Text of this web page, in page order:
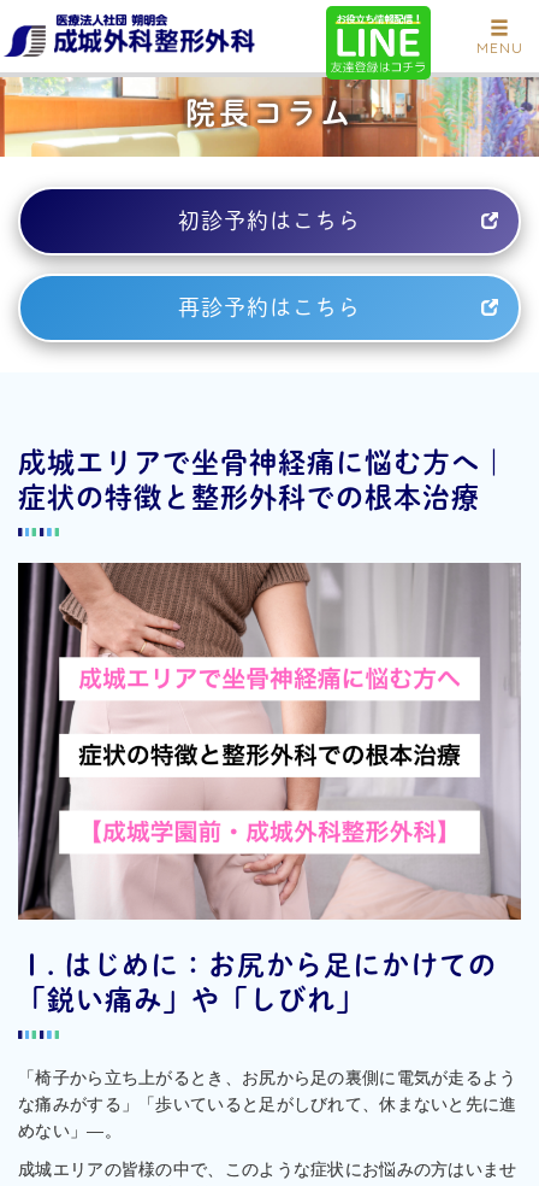
MENU
院長コラム
初診予約はこちら
再診予約はこちら
成城エリアで坐骨神経痛に悩む方へ｜
症状の特徴と整形外科での根本治療
Ⅰ. はじめに：お尻から足にかけての
「鋭い痛み」や「しびれ」
「椅子から立ち上がるとき、お尻から足の裏側に電気が走るよう
な痛みがする」「歩いていると足がしびれて、休まないと先に進
めない」—。
成城エリアの皆様の中で、このような症状にお悩みの方はいませ